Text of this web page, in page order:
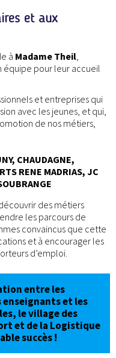
et aux
à Madame Theil
équipe pour leur accueil
et entreprises qui
avec les jeunes, et qui,
de nos métiers,
CHAUDAGNE,
RENE MADRIAS, JC
des métiers
les parcours de
convaincus que cette
et à encourager les
d’emploi.
entre les
et les
le village des
et de la Logistique
succès !